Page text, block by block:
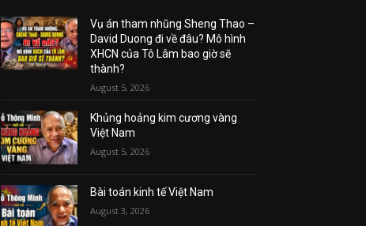
Vụ án tham nhũng Sheng Thao –
David Duong đi về đâu? Mô hình
XHCN của Tô Lâm bao giờ sẽ
thành?
August 5, 2026
Khủng hoảng kim cương vàng
Việt Nam
August 5, 2026
Bài toán kinh tế Việt Nam
August 3, 2026